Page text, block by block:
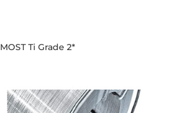
MOST Ti Grade 2*